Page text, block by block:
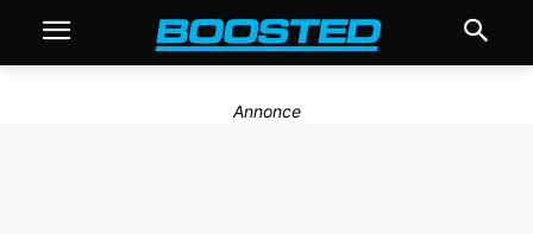
Annonce